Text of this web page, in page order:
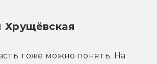
Хрущёвская
тоже можно понять. На